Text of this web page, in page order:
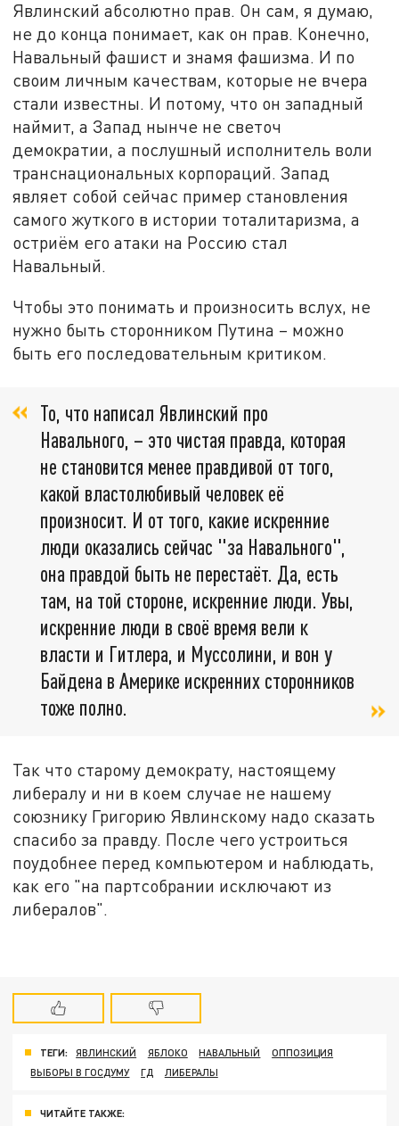
Явлинский абсолютно прав. Он сам, я думаю,
не до конца понимает, как он прав. Конечно,
Навальный фашист и знамя фашизма. И по
своим личным качествам, которые не вчера
стали известны. И потому, что он западный
наймит, а Запад нынче не светоч
демократии, а послушный исполнитель воли
транснациональных корпораций. Запад
являет собой сейчас пример становления
самого жуткого в истории тоталитаризма, а
остриём его атаки на Россию стал
Навальный.
Чтобы это понимать и произносить вслух, не
нужно быть сторонником Путина – можно
быть его последовательным критиком.
То, что написал Явлинский про
Навального, – это чистая правда, которая
не становится менее правдивой от того,
какой властолюбивый человек её
произносит. И от того, какие искренние
люди оказались сейчас "за Навального",
она правдой быть не перестаёт. Да, есть
там, на той стороне, искренние люди. Увы,
искренние люди в своё время вели к
власти и Гитлера, и Муссолини, и вон у
Байдена в Америке искренних сторонников
тоже полно.
Так что старому демократу, настоящему
либералу и ни в коем случае не нашему
союзнику Григорию Явлинскому надо сказать
спасибо за правду. После чего устроиться
поудобнее перед компьютером и наблюдать,
как его "на партсобрании исключают из
либералов".
ТЕГИ: ЯВЛИНСКИЙ ЯБЛОКО НАВАЛЬНЫЙ
ОППОЗИЦИЯ
ВЫБОРЫ В ГОСДУМУ
ГД ЛИБЕРАЛЫ
ЧИТАЙТЕ ТАКЖЕ: